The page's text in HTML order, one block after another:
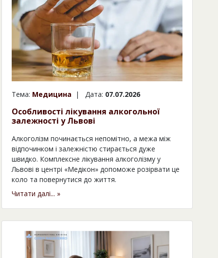
Тема: Медицина | Дата: 07.07.2026
Особливості лікування алкогольної
залежності у Львові
Алкоголізм починається непомітно, а межа між
відпочинком і залежністю стирається дуже
швидко. Комплексне лікування алкоголізму у
Львові в центрі «Медікон» допоможе розірвати це
коло та повернутися до життя.
Читати далі... »